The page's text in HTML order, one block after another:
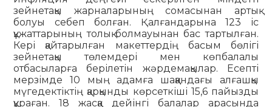
зейнетақы жарналарының сомасынан артық
болуы себеп болған. Қалғандарына 123 іс
құжаттарының толық болмауынан бас тартылған.
Кері қайтарылған макеттердің басым бөлігі
зейнетақы төлемдері мен көпбалалы
отбасыларға берілетін жәрдемақылар. Есепті
мерзімде 10 мың адамға шаққандағы алғашқы
мүгедектіктің қарқынды көрсеткіші 15,6 пайызды
құраған. 18 жасқа дейінгі балалар арасында